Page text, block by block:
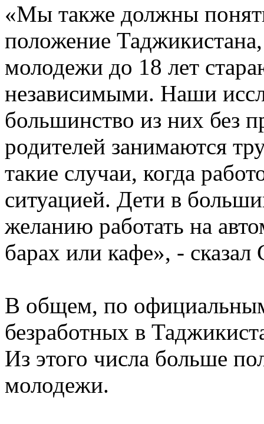
«Мы также должны
положение
молодежи до 18 лет
независимыми. Наши
большинство из них без
родителей занимаются
такие случаи, когда
ситуацией. Дети в
желанию работать на
барах или кафе», - сказал
В общем, по
безработных в
Из этого числа больше
молодежи.